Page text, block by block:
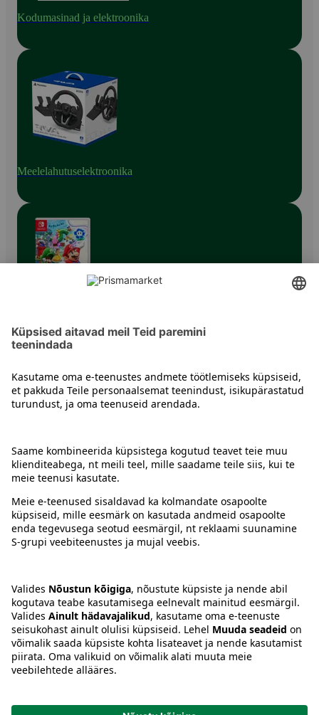
Kodumasinad ja elektroonika
Meelelahutuselektroonika
Konsoolmängud
Juhised
Tingimused
Keel:ETENRU